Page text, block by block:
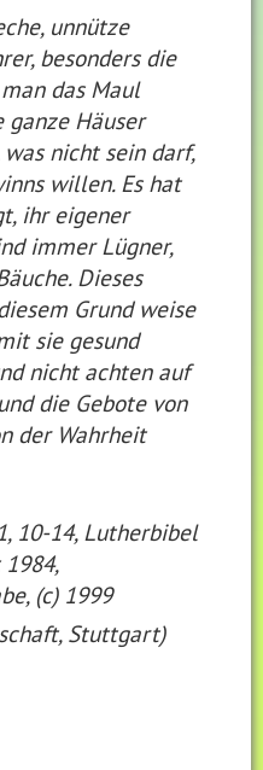
unnütze
besonders die
das Maul
ganze Häuser
nicht sein darf,
willen. Es hat
ihr eigener
immer Lügner,
Dieses
Grund weise
sie gesund
nicht achten auf
die Gebote von
der Wahrheit
10-14, Lutherbibel
(c) 1999
Stuttgart)